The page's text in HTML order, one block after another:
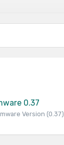
0.37
Version (0.37)